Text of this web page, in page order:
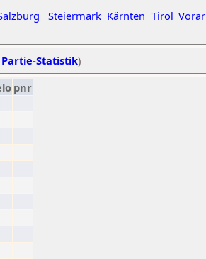
Steiermark Kärnten Tirol
Statistik)
pnr